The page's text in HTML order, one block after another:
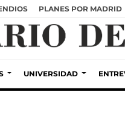
PLANES POR MADRID
UNIVERSIDAD